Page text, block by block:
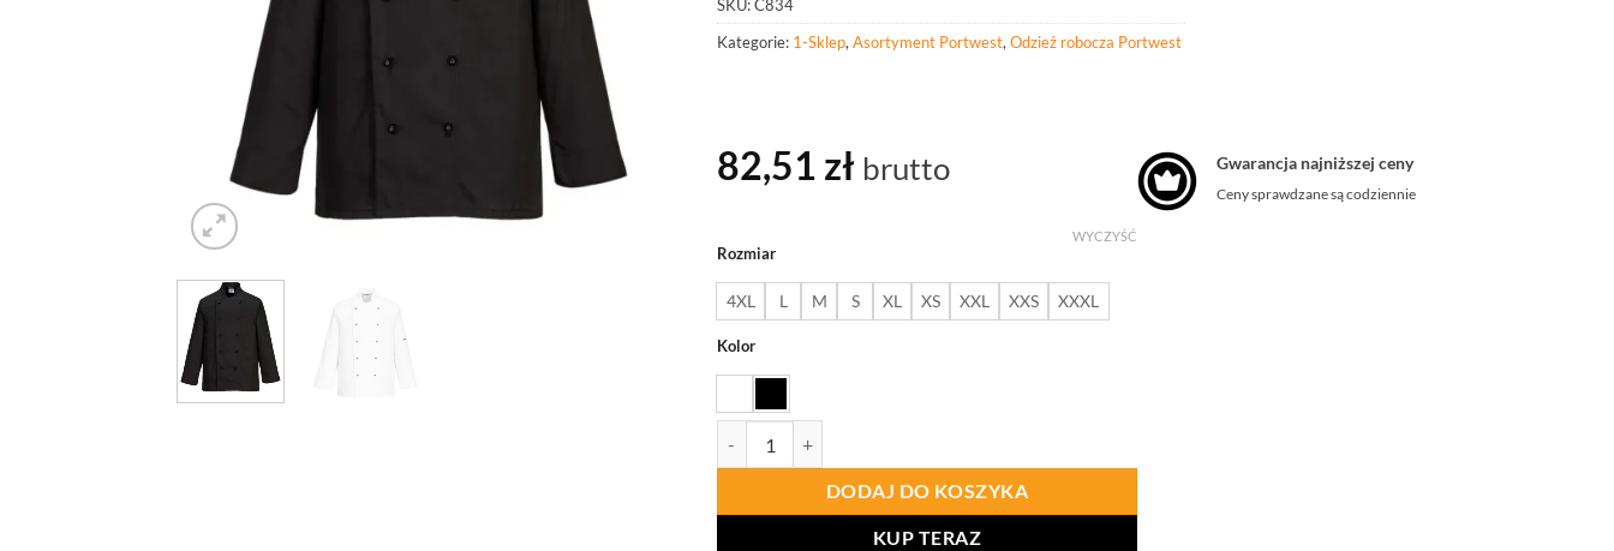
SKU:C834
Kategorie: 1-Sklep, Asortyment Portwest, Odzież robocza Portwest
82,51 zł brutto
Rozmiar
4XL L M S XL XS XXL XXS XXXL
Kolor
WYCZYŚĆ
DODAJ DO KOSZYKA
KUP TERAZ
Gwarancja najniższej ceny
Ceny sprawdzane są codziennie